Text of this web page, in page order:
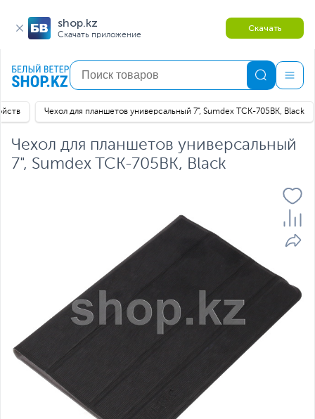
shop.kz
Скачать приложение
Скачать
Чехол для планшетов универсальный 7", Sumdex TCK-705BK, Black
Чехол для планшетов универсальный
7", Sumdex TCK-705BK, Black